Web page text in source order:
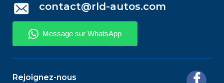
contact@rld-autos.com
Rejoignez-nous